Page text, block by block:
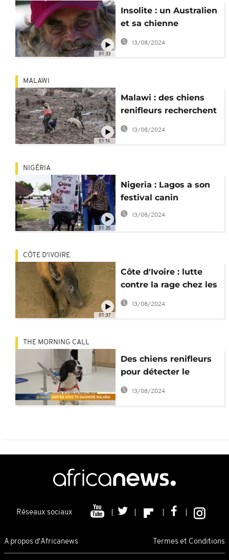
01:33
Insolite : un Australien
et sa chienne
secourus après 3 mois
en mer
13/08/2024
01:16
MALAWI
Malawi : des chiens
renifleurs recherchent
des victimes du
cyclone Freddy
13/08/2024
01:35
NIGÉRIA
Nigeria : Lagos a son
festival canin
13/08/2024
01:37
CÔTE D'IVOIRE
Côte d'Ivoire : lutte
contre la rage chez les
chiens
13/08/2024
THE MORNING CALL
Des chiens renifleurs
pour détecter le
paludisme [Sci-tech]
13/08/2024
Réseaux sociaux
A propos d'Africanews Termes et Conditions